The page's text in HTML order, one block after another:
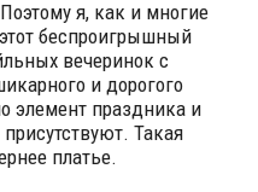
я, как и многие
беспроигрышный
вечеринок с
и дорогого
элемент праздника и
Такая
платье.